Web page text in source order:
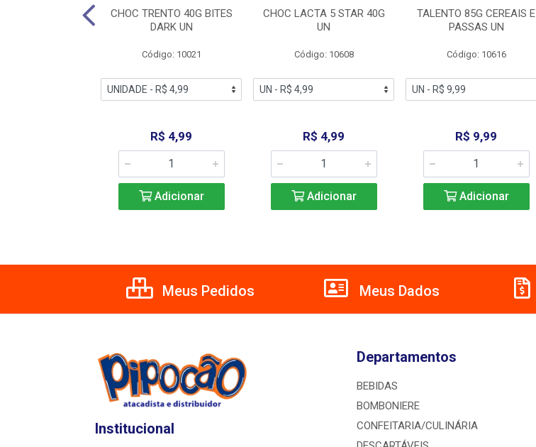
CHOC TRENTO 40G BITES
DARK UN
Código: 10021
R$ 4,99
Adicionar
CHOC LACTA 5 STAR 40G
UN
Código: 10608
R$ 4,99
Adicionar
TALENTO 85G CEREAIS E
PASSAS UN
Código: 10616
R$ 9,99
Adicionar
Meus Pedidos Meus Dados
Institucional
Departamentos
BEBIDAS
BOMBONIERE
CONFEITARIA/CULINÁRIA